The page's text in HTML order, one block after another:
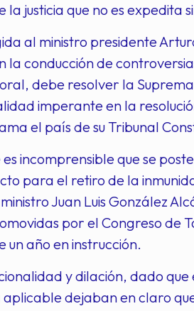
justicia que no es expedita
al ministro presidente
la conducción de
debe resolver la
imperante en la
el país de su Tribunal
incomprensible que se
para el retiro de la
Juan Luis González
por el Congreso de
un año en instrucción.
y dilación, dado
dejaban en claro